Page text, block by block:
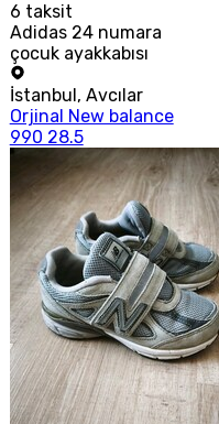
6 taksit
Adidas 24 numara
çocuk ayakkabısı
İstanbul , Avcılar
Orjinal New balance
990 28.5